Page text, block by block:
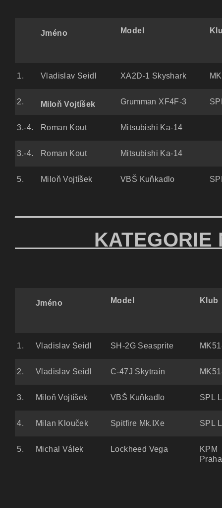
Jméno Model
1. Vladislav Seidl XA2D-1 Skyshark
2. Miloň Vojtíšek Grumman XF4F-3
3.-4. Roman Kout Mitsubishi Ka-14
3.-4. Roman Kout Mitsubishi Ka-14
5. Miloň Vojtíšek VBŠ Kuňkadlo
KATEGORIE
Jméno Model Klub
1. Vladislav Seidl SH-2G Seasprite
2. Vladislav Seidl C-47J Skytrain
3. Miloň Vojtíšek VBŠ Kuňkadlo SPL
4. Milan Klouček Spitfire Mk.IXe SPL
5. Michal Válek Lockheed Vega
Praha